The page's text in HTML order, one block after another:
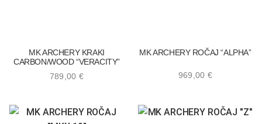
789,00 €
MK ARCHERY KRAKI
CARBON/WOOD “VERACITY”
969,00 €
MK ARCHERY ROČAJ “ALPHA”